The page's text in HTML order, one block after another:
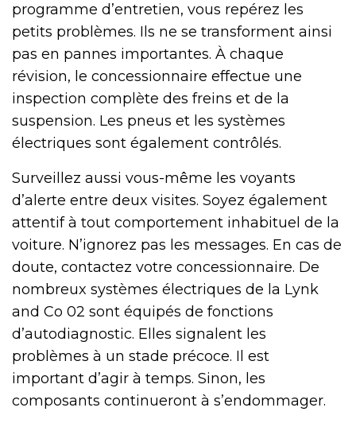
programme d’entretien, vous repérez les
petits problèmes. Ils ne se transforment ainsi
pas en pannes importantes. À chaque
révision, le concessionnaire effectue une
inspection complète des freins et de la
suspension. Les pneus et les systèmes
électriques sont également contrôlés.
Surveillez aussi vous-même les voyants
d’alerte entre deux visites. Soyez également
attentif à tout comportement inhabituel de la
voiture. N’ignorez pas les messages. En cas de
doute, contactez votre concessionnaire. De
nombreux systèmes électriques de la Lynk
and Co 02 sont équipés de fonctions
d’autodiagnostic. Elles signalent les
problèmes à un stade précoce. Il est
important d’agir à temps. Sinon, les
composants continueront à s’endommager.